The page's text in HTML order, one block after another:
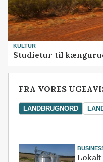
KULTUR
Studietur til
FRA VORES
LANDBRUGNORD